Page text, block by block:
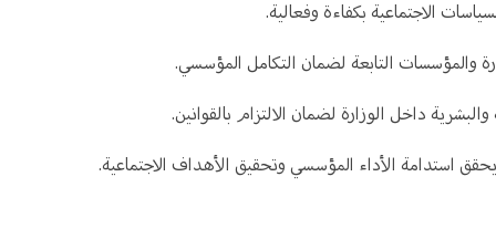
الاجتماعية بكفاءة وفعالية.
والمؤسسات التابعة لضمان التكامل المؤسسي.
داخل الوزارة لضمان الالتزام بالقوانين.
يحقق استدامة الأداء المؤسسي وتحقيق الأهداف الاجتماعية.